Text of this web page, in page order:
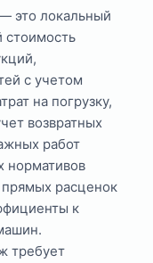
это локальный
с учетом
на погрузку,
возвратных
работ
нормативов
расценок
к
требует